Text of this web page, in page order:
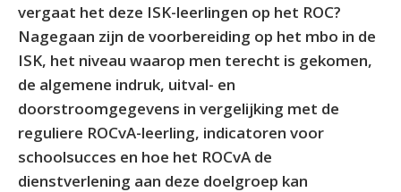
vergaat het deze ISK-leerlingen op het ROC?
Nagegaan zijn de voorbereiding op het mbo in de
ISK, het niveau waarop men terecht is gekomen,
de algemene indruk, uitval- en
doorstroomgegevens in vergelijking met de
reguliere ROCvA-leerling, indicatoren voor
schoolsucces en hoe het ROCvA de
dienstverlening aan deze doelgroep kan